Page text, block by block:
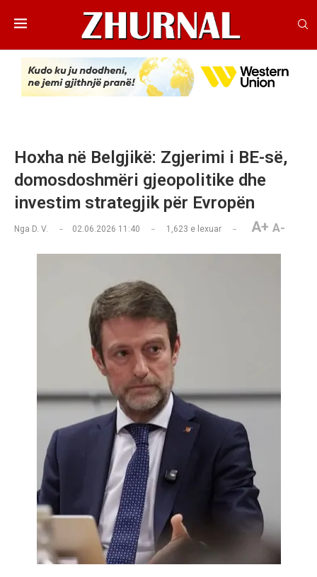
Hoxha në Belgjikë: Zgjerimi i BE-së,
domosdoshmëri gjeopolitike dhe
investim strategjik për Evropën
Nga D. V. 02.06.2026 11:40 1,623 e lexuar A+ A-